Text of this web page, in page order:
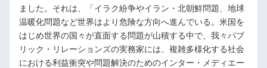
ました。それは、「イラク紛争やイラン・北朝鮮問題、地球
温暖化問題など世界はより危険な方向へ進んでいる。米国を
はじめ世界の国々が直面する問題が山積する中で、我々パブ
リック・リレーションズの実務家には、複雑多様化する社会
における利益衝突や問題解決のためのインター・メディエー